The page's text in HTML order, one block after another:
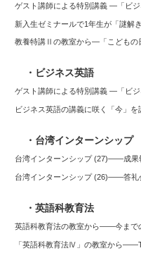
ゲスト講師による特別講義 ―「ビ
新入生ゼミナールで1年生が「謎解
教養特講Ⅱの教室から―「こどもの
・ビジネス英語
ゲスト講師による特別講義 ―「ビ
ビジネス英語の講義に咲く「今」
・台湾インターンシップ
台湾インターンシップ (27)——成果
台湾インターンシップ (26)――答礼
・英語科教育法
英語科教育法の教室から——今まで
「英語科教育法Ⅳ」の教室から